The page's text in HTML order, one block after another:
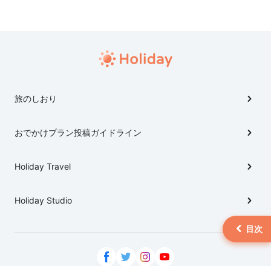
旅のしおり
おでかけプラン投稿ガイドライン
Holiday Travel
Holiday Studio